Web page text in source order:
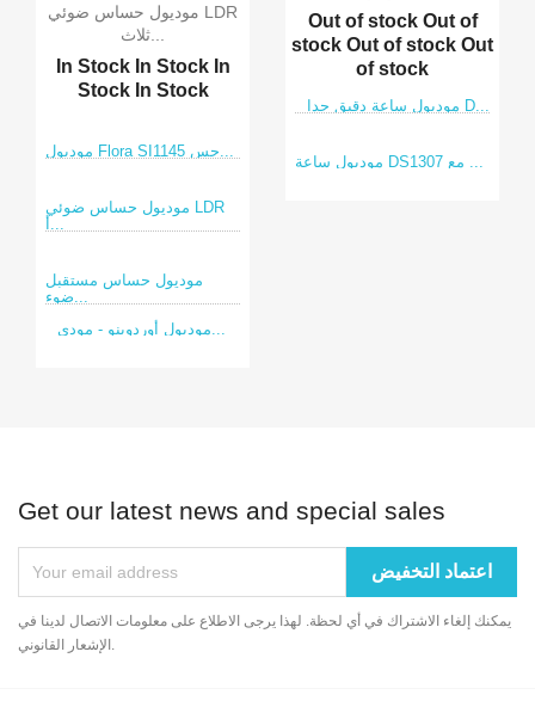
موديول حساس ضوئي LDR
In Stock In Stock In
Stock In Stock
موديول حساس ضوئي LDR
موديول حساس مستقبل
Out of stock Out of
stock Out of stock Out
of stock
موديول ساعة دقيق جدا D...
Get our latest news and special sales
يمكنك إلغاء الاشتراك في أي لحظة. لهذا يرجى الاطلاع على معلومات الاتصال لدينا في
الإشعار القانوني.